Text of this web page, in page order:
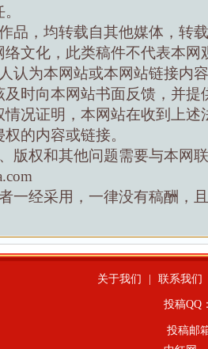
品，均转载自其他媒体，转
络文化，此类稿件不代表本网
认为本网站或本网站链接内
时向本网站书面反馈，并提
情况证明，本网站在收到上述
的内容或链接。
版权和其他问题需要与本网
一经采用，一律没有稿酬，
关于我们 联系我们
投稿QQ
投稿邮